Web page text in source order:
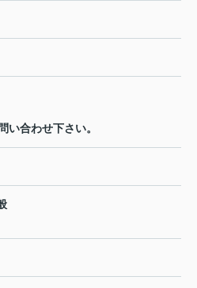
い合わせ下さい。